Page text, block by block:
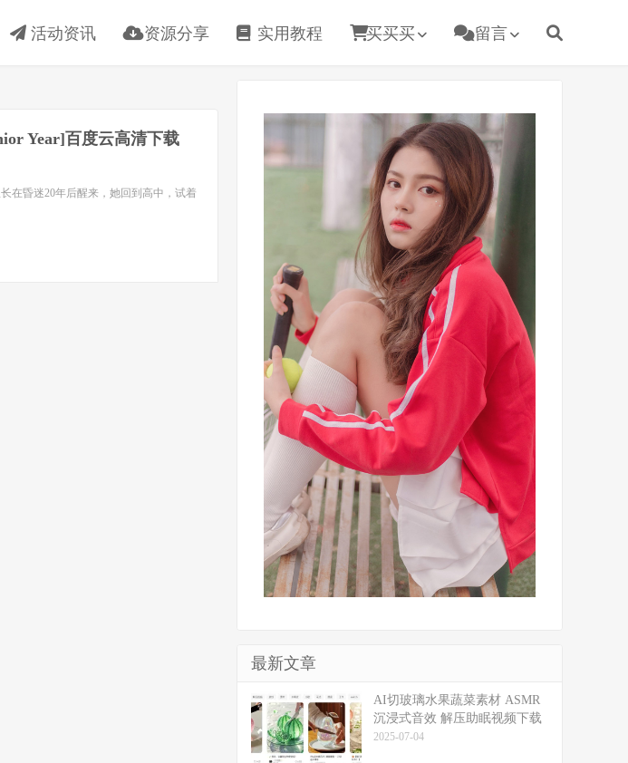
活动资讯 资源分享 实用教程 买买买 留言
Year]百度云高清下载
在昏迷20年后醒来，她回到高中，试着
最新文章
​​AI切玻璃水果蔬菜素材 ASMR
沉浸式音效 解压助眠视频下载
2025-07-04